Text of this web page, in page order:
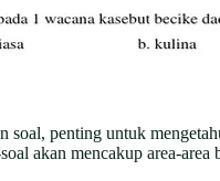
soal, penting untuk
akan mencakup area-area